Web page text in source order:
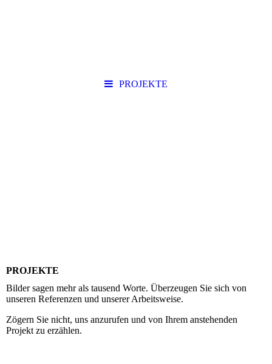
PROJEKTE
PROJEKTE
Bilder sagen mehr als tausend Worte. Überzeugen Sie sich von
unseren Referenzen und unserer Arbeitsweise.
Zögern Sie nicht, uns anzurufen und von Ihrem anstehenden
Projekt zu erzählen.